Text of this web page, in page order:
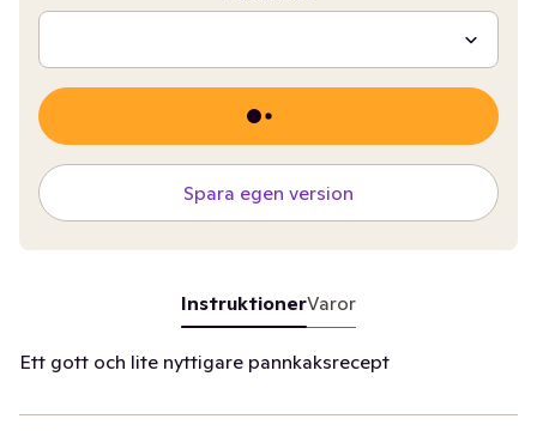
Spara egen version
InstruktionerVaror
Ett gott och lite nyttigare pannkaksrecept